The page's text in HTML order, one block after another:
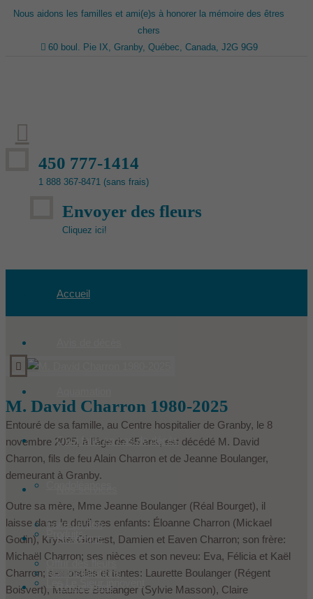
Nous aidons les familles et ami(e)s à honorer la mémoire des êtres
chers
60 boul. Pie IX, Granby, Québec, Canada, J2G 9G9
450 777-1414
1 888 367-8471 (sans frais)
Envoyer des fleurs
Cliquez ici!
Accueil
Quoi faire en cas de décès
Condoléances
Faire un don
Offrir des fleurs
Produits
Nos installations
Historique
Ressources
M. David Charron 1980-2025
Entouré de sa famille, au Centre hospitalier de Granby, le 8
novembre 2025, à l’âge de 45 ans, est décédé M. David
Charron, fils de feu Alain Charron et de Jeanne Boulanger,
demeurant à Granby.
Outre sa mère, Mme Jeanne Boulanger (Réal Bourget), il
laisse dans le deuil ses enfants: Éloanne Charron (Mickael
Godin), Krystel Gionest, Damien et Eaven Charron; son frère:
Michaël Charron; ses nièces et son neveu: Eva, Félicia et Kaël
Charron; ses oncles et tantes: Laurette Boulanger (Régent
Boisvert), Maurice Boulanger (Sylvie Masson), Claire